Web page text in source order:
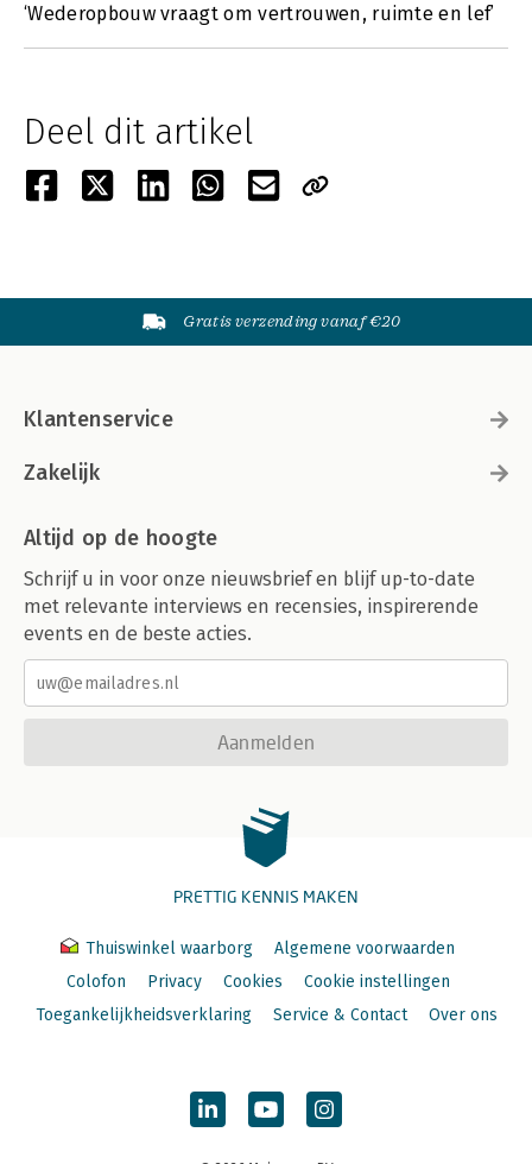
‘Wederopbouw vraagt om vertrouwen, ruimte en lef’
Deel dit artikel
Gratis verzending vanaf €20
Klantenservice
Zakelijk
Altijd op de hoogte
Schrijf u in voor onze nieuwsbrief en blijf up-to-date
met relevante interviews en recensies, inspirerende
events en de beste acties.
Aanmelden
PRETTIG KENNIS MAKEN
Thuiswinkel waarborg
Algemene voorwaarden
Colofon
Privacy Cookies
Cookie instellingen
Toegankelijkheidsverklaring
Service & Contact Over ons